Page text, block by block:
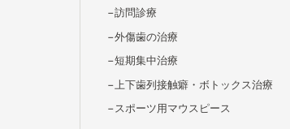
訪問診療
外傷歯の治療
短期集中治療
上下歯列接触癖・ボトックス治療
スポーツ用マウスピース